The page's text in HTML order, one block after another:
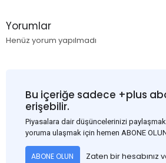
Yorumlar
Henüz yorum yapılmadı
Bu içeriğe sadece +plus
erişebilir.
Piyasalara dair düşüncelerinizi
yoruma ulaşmak için hemen ABONE
ABONE OLUN Zaten bir hesabınız